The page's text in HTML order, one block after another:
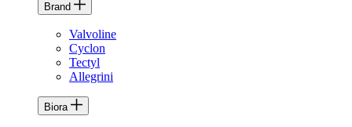
Brand
Valvoline
Cyclon
Tectyl
Allegrini
Biora